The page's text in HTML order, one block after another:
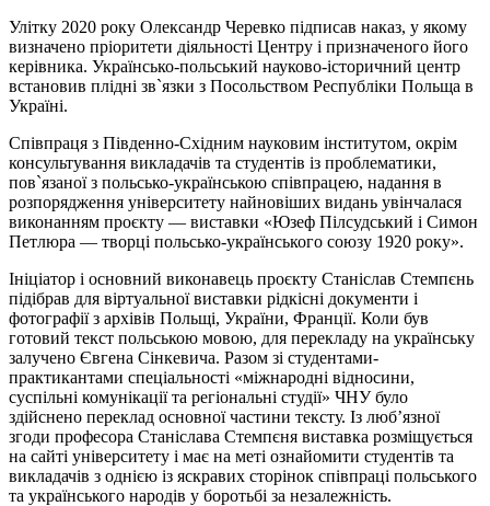
Улітку 2020 року Олександр Черевко підписав наказ, у якому
визначено пріоритети діяльності Центру і призначеного його
керівника. Українсько-польський науково-історичний центр
встановив плідні зв`язки з Посольством Республіки Польща в
Україні.
Співпраця з Південно-Східним науковим інститутом, окрім
консультування викладачів та студентів із проблематики,
пов`язаної з польсько-українською співпрацею, надання в
розпорядження університету найновіших видань увінчалася
виконанням проєкту — виставки «Юзеф Пілсудський і Симон
Петлюра — творці польсько-українського союзу 1920 року».
Ініціатор і основний виконавець проєкту Станіслав Стемпєнь
підібрав для віртуальної виставки рідкісні документи і
фотографії з архівів Польщі, України, Франції. Коли був
готовий текст польською мовою, для перекладу на українську
залучено Євгена Сінкевича. Разом зі студентами-
практикантами спеціальності «міжнародні відносини,
суспільні комунікації та регіональні студії» ЧНУ було
здійснено переклад основної частини тексту. Із люб’язної
згоди професора Станіслава Стемпєня виставка розміщується
на сайті університету і має на меті ознайомити студентів та
викладачів з однією із яскравих сторінок співпраці польського
та українського народів у боротьбі за незалежність.